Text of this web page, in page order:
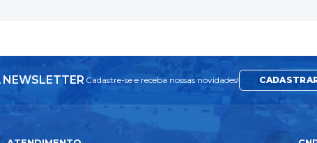
NEWSLETTER Cadastre-se e receba nossas novidades!